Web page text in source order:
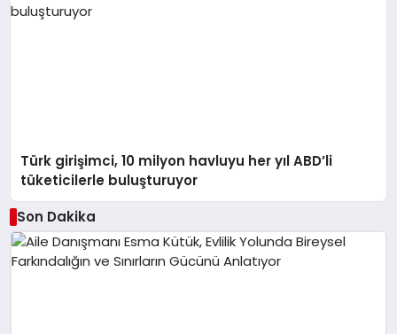
Türk girişimci, 10 milyon havluyu her yıl ABD’li
tüketicilerle buluşturuyor
Son Dakika